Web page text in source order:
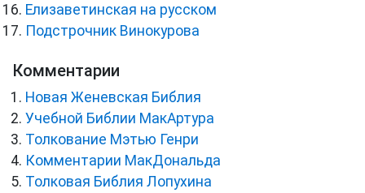
Елизаветинская на русском
Подстрочник Винокурова
Комментарии
Новая Женевская Библия
Учебной Библии МакАртура
Толкование Мэтью Генри
Комментарии МакДональда
Толковая Библия Лопухина